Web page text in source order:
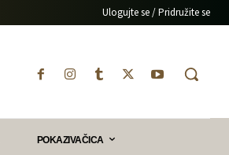
Ulogujte se / Pridružite se
POKAZIVAČICA